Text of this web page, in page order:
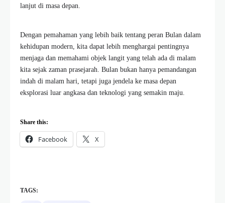
lanjut di masa depan.
Dengan pemahaman yang lebih baik tentang peran Bulan dalam
kehidupan modern, kita dapat lebih menghargai pentingnya
menjaga dan memahami objek langit yang telah ada di malam
kita sejak zaman prasejarah. Bulan bukan hanya pemandangan
indah di malam hari, tetapi juga jendela ke masa depan
eksplorasi luar angkasa dan teknologi yang semakin maju.
Share this:
Facebook X
TAGS: